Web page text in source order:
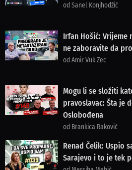
od Sanel Konjhodžić
Irfan Hošić: Vrijeme
ne zaboravite da
od Amir Vuk Zec
Mogu li se složiti
pravoslavac: Šta je
Oslobođena
od Brankica Raković
Renad Čelik: Uspio
Sarajevo i to je tek